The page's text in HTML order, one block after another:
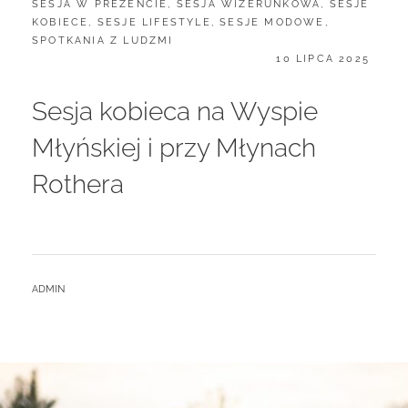
SESJA W PREZENCIE , SESJA WIZERUNKOWA , SESJE
KOBIECE , SESJE LIFESTYLE ,SESJE MODOWE ,
SPOTKANIA Z LUDZMI
POSTED
10 LIPCA 2025
Sesja kobieca na Wyspie
Młyńskiej i przy Młynach
Rothera
BY
ADMIN